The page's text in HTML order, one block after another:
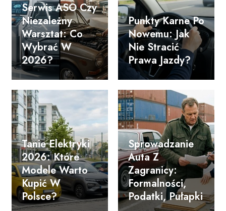
Serwis ASO Czy
Niezależny
Warsztat: Co
Wybrać W
2026?
Punkty Karne Po
Nowemu: Jak
Nie Stracić
Prawa Jazdy?
Tanie Elektryki
2026: Które
Modele Warto
Kupić W
Polsce?
Sprowadzanie
Auta Z
Zagranicy:
Formalności,
Podatki, Pułapki